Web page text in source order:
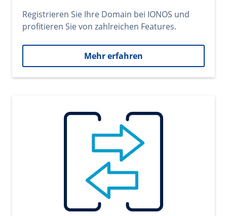
Registrieren Sie Ihre Domain bei IONOS und
profitieren Sie von zahlreichen Features.
Mehr erfahren